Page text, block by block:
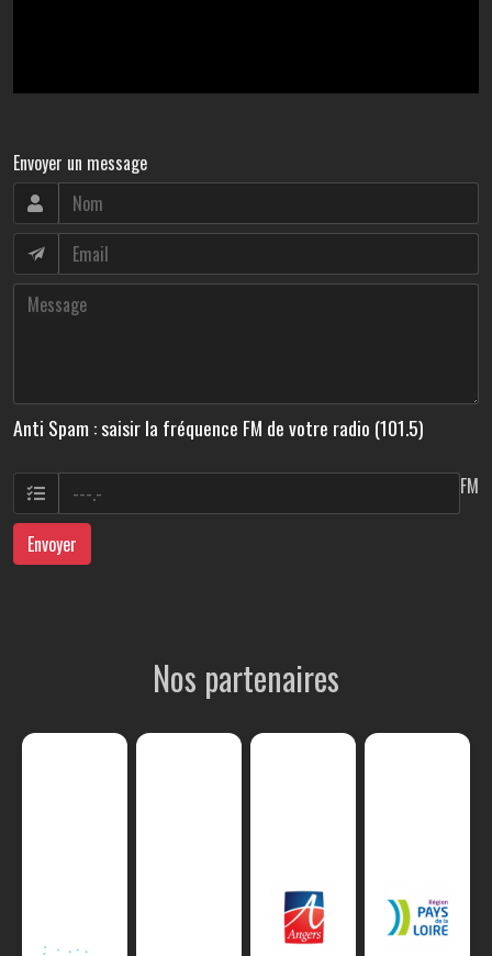
Envoyer un message
Anti Spam : saisir la fréquence FM de votre radio (101.5)
FM
Envoyer
Nos partenaires